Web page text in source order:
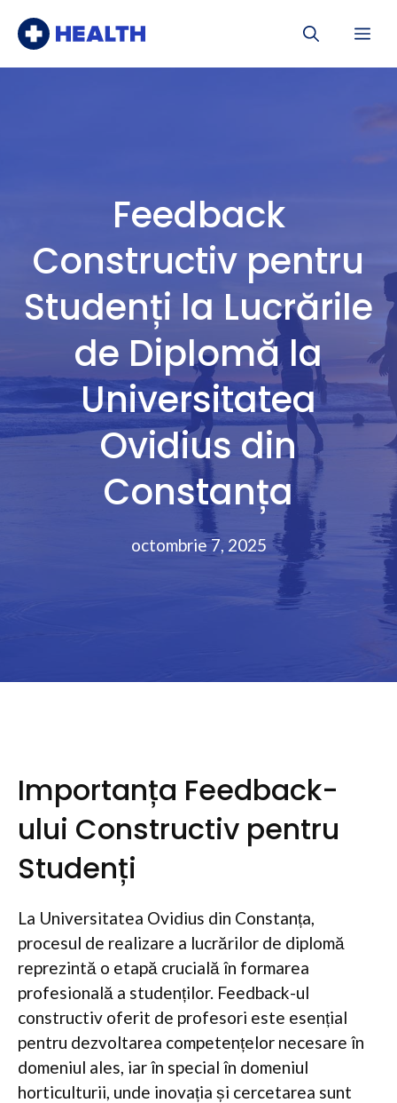
Feedback
Constructiv pentru
Studenți la Lucrările
de Diplomă la
Universitatea
Ovidius din
Constanța
octombrie 7, 2025
Importanța Feedback-
ului Constructiv pentru
Studenți
La Universitatea Ovidius din Constanța,
procesul de realizare a lucrărilor de diplomă
reprezintă o etapă crucială în formarea
profesională a studenților. Feedback-ul
constructiv oferit de profesori este esențial
pentru dezvoltarea competențelor necesare în
domeniul ales, iar în special în domeniul
horticulturii, unde inovația și cercetarea sunt